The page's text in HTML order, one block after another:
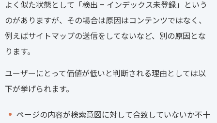
よく似た状態として「検出 – インデックス未登録」という
のがありますが、その場合は原因はコンテンツではなく、
例えばサイトマップの送信をしてないなど、別の原因とな
ります。
ユーザーにとって価値が低いと判断される理由としては以
下が挙げられます。
ページの内容が検索意図に対して合致していないか不十